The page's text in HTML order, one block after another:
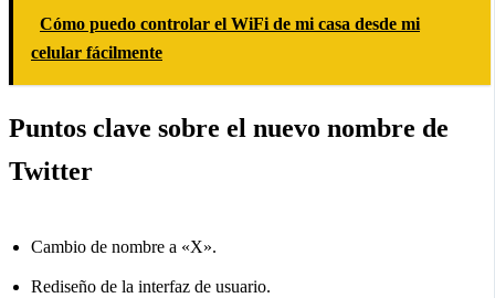
Cómo puedo controlar el WiFi de mi casa desde mi
celular fácilmente
Puntos clave sobre el nuevo nombre de
Twitter
Cambio de nombre a «X».
Rediseño de la interfaz de usuario.